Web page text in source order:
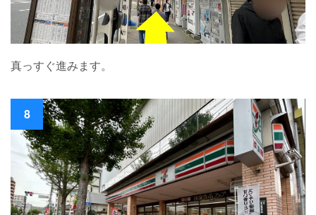
真っすぐ進みます。
8